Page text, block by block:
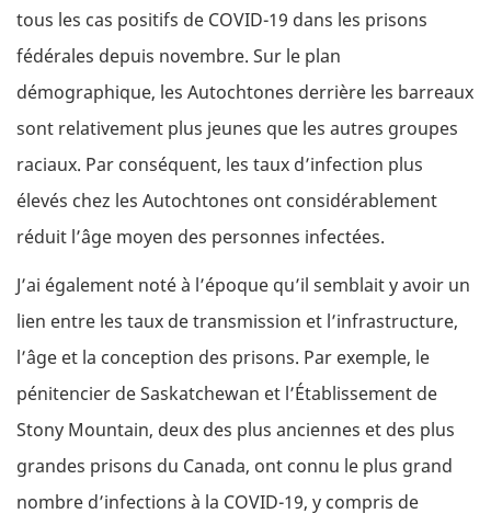
tous les cas positifs de COVID-19 dans les prisons
fédérales depuis novembre. Sur le plan
démographique, les Autochtones derrière les barreaux
sont relativement plus jeunes que les autres groupes
raciaux. Par conséquent, les taux d’infection plus
élevés chez les Autochtones ont considérablement
réduit l’âge moyen des personnes infectées.
J’ai également noté à l’époque qu’il semblait y avoir un
lien entre les taux de transmission et l’infrastructure,
l’âge et la conception des prisons. Par exemple, le
pénitencier de Saskatchewan et l’Établissement de
Stony Mountain, deux des plus anciennes et des plus
grandes prisons du Canada, ont connu le plus grand
nombre d’infections à la COVID-19, y compris de